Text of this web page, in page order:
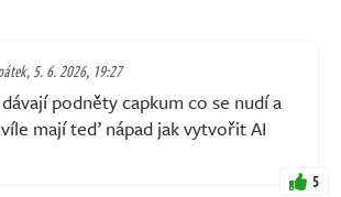
5. 6. 2026, 19:27
podněty capkum co se nudí a
mají teď nápad jak vytvořit AI
5